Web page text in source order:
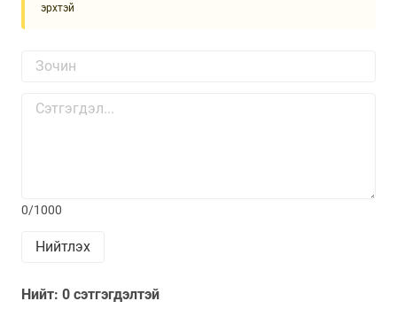
эрхтэй
0/1000
Нийтлэх
Нийт: 0 сэтгэгдэлтэй